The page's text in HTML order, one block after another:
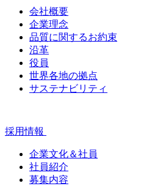
会社概要
企業理念
品質に関するお約束
沿革
役員
世界各地の拠点
サステナビリティ
採用情報
企業文化＆社員
社員紹介
募集内容